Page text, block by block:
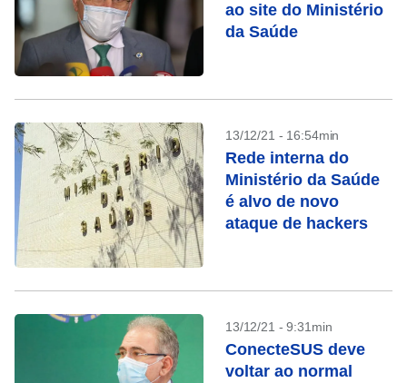
ao site do Ministério
da Saúde
13/12/21 - 16:54min
Rede interna do
Ministério da Saúde
é alvo de novo
ataque de hackers
13/12/21 - 9:31min
ConecteSUS deve
voltar ao normal